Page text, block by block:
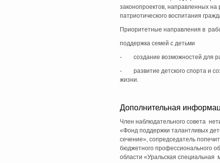
законопроектов, направленных на
патриотического воспитания
Приоритетные направления в
поддержка семей с детьми
- создание возможностей для
- развитие детского спорта и
жизни.
Дополнительная
Член наблюдательного совета
«Фонд поддержки талантливых
сечение», сопредседатель
бюджетного профессионального
области «Уральская специальная